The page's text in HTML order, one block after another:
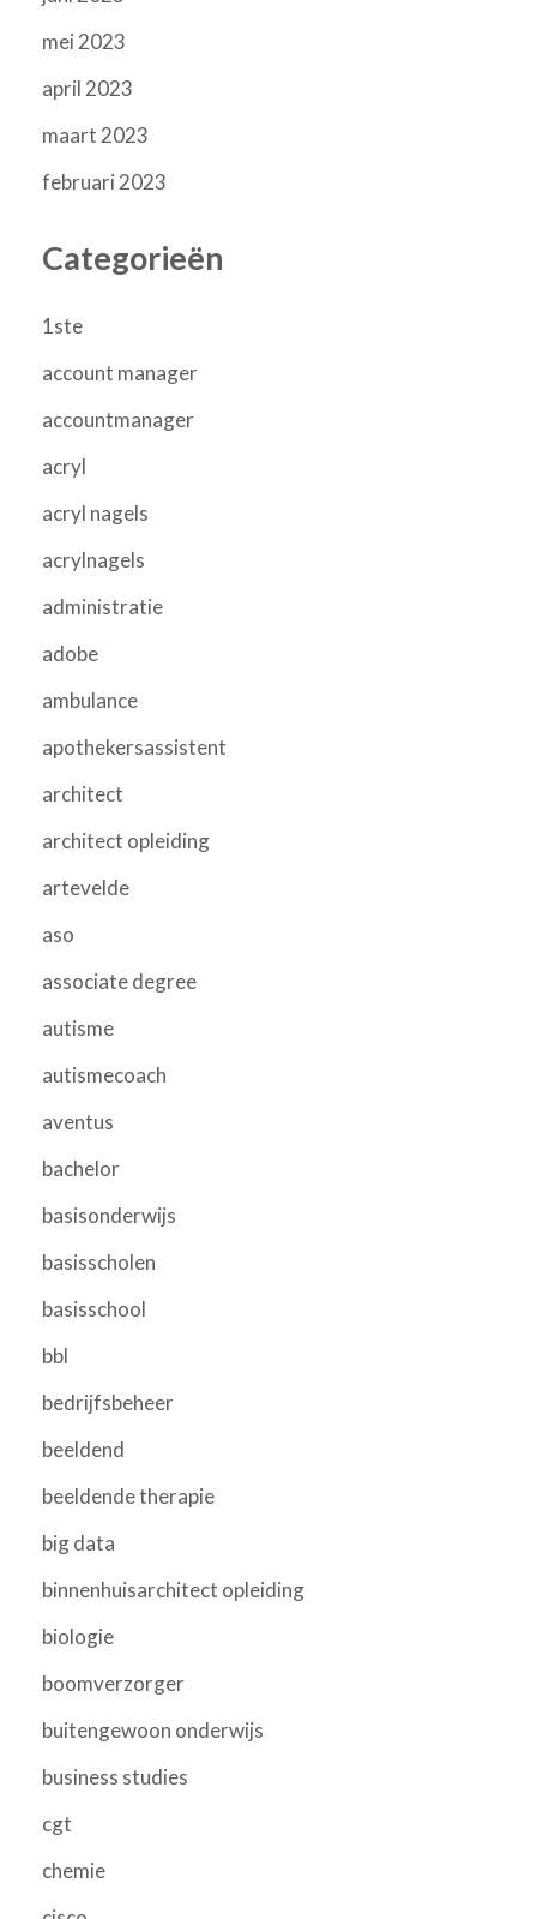
mei 2023
april 2023
maart 2023
februari 2023
Categorieën
1ste
account manager
accountmanager
acryl
acryl nagels
acrylnagels
administratie
adobe
ambulance
apothekersassistent
architect
architect opleiding
artevelde
aso
associate degree
autisme
autismecoach
aventus
bachelor
basisonderwijs
basisscholen
basisschool
bbl
bedrijfsbeheer
beeldend
beeldende therapie
big data
binnenhuisarchitect opleiding
biologie
boomverzorger
buitengewoon onderwijs
business studies
cgt
chemie